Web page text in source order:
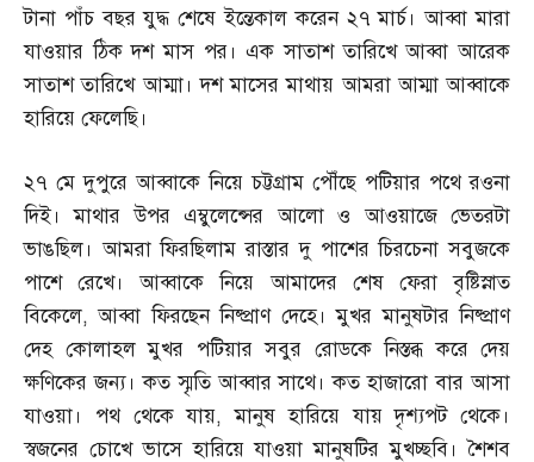
টানা পাঁচ বছর যুদ্ধ শেষে ইন্তেকাল করেন ২৭ মার্চ। আব্বা মারা
যাওয়ার ঠিক দশ মাস পর। এক সাতাশ তারিখে আব্বা আরেক
সাতাশ তারিখে আম্মা। দশ মাসের মাথায় আমরা আম্মা আব্বাকে
হারিয়ে ফেলেছি।
২৭ মে দুপুরে আব্বাকে নিয়ে চট্টগ্রাম পৌঁছে পটিয়ার পথে রওনা
দিই। মাথার উপর এম্বুলেন্সের আলো ও আওয়াজে ভেতরটা
ভাঙছিল। আমরা ফিরছিলাম রাস্তার দু পাশের চিরচেনা সবুজকে
পাশে রেখে। আব্বাকে নিয়ে আমাদের শেষ ফেরা বৃষ্টিস্নাত
বিকেলে,আব্বা ফিরছেন নিষ্প্রাণ দেহে। মুখর মানুষটার নিষ্প্রাণ
দেহ কোলাহল মুখর পটিয়ার সবুর রোডকে নিস্তব্ধ করে দেয়
ক্ষণিকের জন্য। কত স্মৃতি আব্বার সাথে। কত হাজারো বার আসা
যাওয়া। পথ থেকে যায়,মানুষ হারিয়ে যায় দৃশ্যপট থেকে।
স্বজনের চোখে ভাসে হারিয়ে যাওয়া মানুষটির মুখচ্ছবি। শৈশব